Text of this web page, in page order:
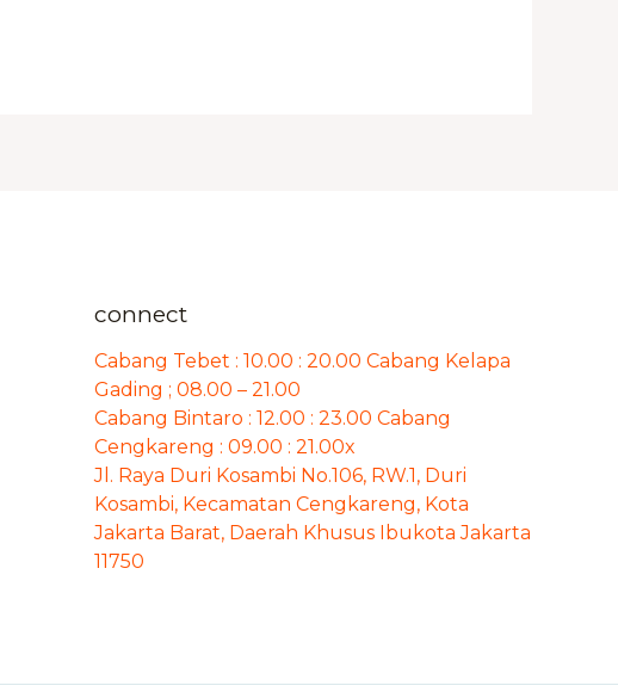
connect
Cabang Tebet : 10.00 : 20.00 Cabang Kelapa
Gading ; 08.00 – 21.00
Cabang Bintaro : 12.00 : 23.00 Cabang
Cengkareng : 09.00 : 21.00x
Jl. Raya Duri Kosambi No.106, RW.1, Duri
Kosambi, Kecamatan Cengkareng, Kota
Jakarta Barat, Daerah Khusus Ibukota Jakarta
11750